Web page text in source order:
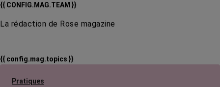
{{ CONFIG.MAG.TEAM }}
La rédaction de Rose magazine
{{ config.mag.topics }}
Pratiques